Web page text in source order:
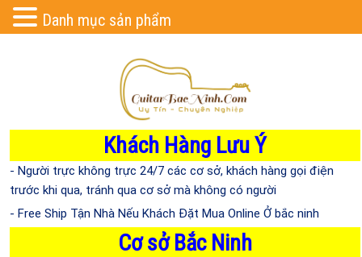
Khách Hàng Lưu Ý
- Người trực không trực 24/7 các cơ sở, khách hàng gọi điện
trước khi qua, tránh qua cơ sở mà không có người
- Free Ship Tận Nhà Nếu Khách Đặt Mua Online Ở bắc ninh
Cơ sở Bắc Ninh
Danh mục sản phẩm